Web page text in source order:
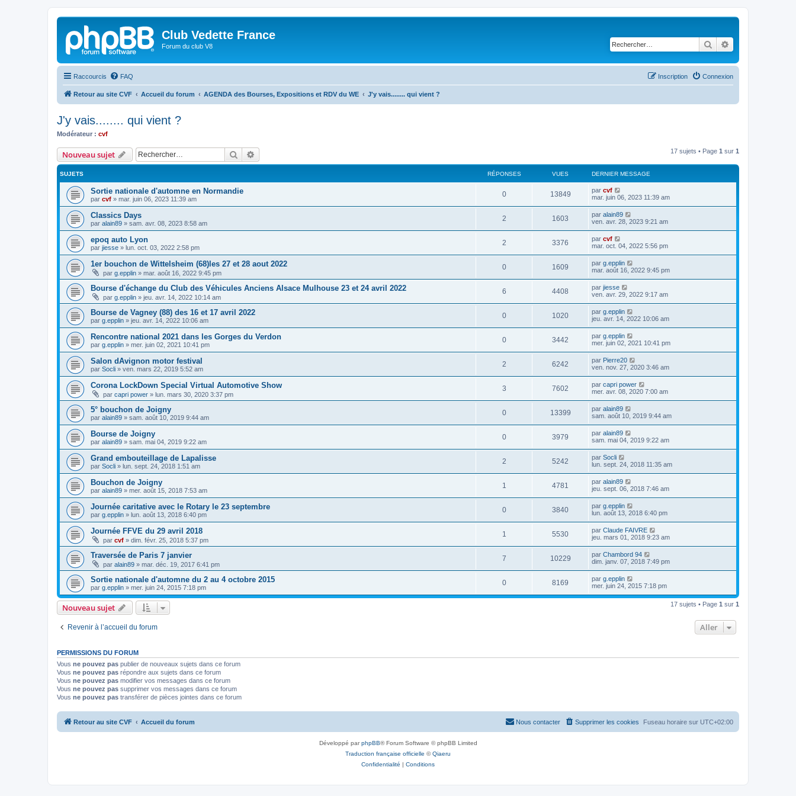
Club Vedette France
Forum du club V8 Rechercher
Raccourcis FAQ Connexion
Inscription
Retour au site CVF Accueil du forum AGENDA des Bourses, Expositions et RDV du WE J'y vais........ qui vient ?
J'y vais........ qui vient ?
Modérateur : cvf
Nouveau sujet Rechercher 17 sujets • Page 1 sur 1
SUJETS RÉPONSES VUES DERNIER MESSAGE
Sortie nationale d'automne en Normandie
par cvf » mar. juin 06, 2023 11:39 am
0 13849 par cvf
mar. juin 06, 2023 11:39 am
Classics Days
par alain89 » sam. avr. 08, 2023 8:58 am
2 1603 par alain89
ven. avr. 28, 2023 9:21 am
epoq auto Lyon
par jiesse » lun. oct. 03, 2022 2:58 pm
2 3376 par cvf
mar. oct. 04, 2022 5:56 pm
1er bouchon de Wittelsheim (68)les 27 et 28 aout 2022
par g.epplin » mar. août 16, 2022 9:45 pm
0 1609 par g.epplin
mar. août 16, 2022 9:45 pm
Bourse d'échange du Club des Véhicules Anciens Alsace Mulhouse 23 et 24 avril 2022
par g.epplin » jeu. avr. 14, 2022 10:14 am
6 4408 par jiesse
ven. avr. 29, 2022 9:17 am
Bourse de Vagney (88) des 16 et 17 avril 2022
par g.epplin » jeu. avr. 14, 2022 10:06 am
0 1020 par g.epplin
jeu. avr. 14, 2022 10:06 am
Rencontre national 2021 dans les Gorges du Verdon
par g.epplin » mer. juin 02, 2021 10:41 pm
0 3442 par g.epplin
mer. juin 02, 2021 10:41 pm
Salon dAvignon motor festival
par Socli » ven. mars 22, 2019 5:52 am
2 6242 par Pierre20
ven. nov. 27, 2020 3:46 am
Corona LockDown Special Virtual Automotive Show
par capri power » lun. mars 30, 2020 3:37 pm
3 7602 par capri power
mer. avr. 08, 2020 7:00 am
5° bouchon de Joigny
par alain89 » sam. août 10, 2019 9:44 am
0 13399 par alain89
sam. août 10, 2019 9:44 am
Bourse de Joigny
par alain89 » sam. mai 04, 2019 9:22 am
0 3979 par alain89
sam. mai 04, 2019 9:22 am
Grand embouteillage de Lapalisse
par Socli » lun. sept. 24, 2018 1:51 am
2 5242 par Socli
lun. sept. 24, 2018 11:35 am
Bouchon de Joigny
par alain89 » mer. août 15, 2018 7:53 am
1 4781 par alain89
jeu. sept. 06, 2018 7:46 am
Journée caritative avec le Rotary le 23 septembre
par g.epplin » lun. août 13, 2018 6:40 pm
0 3840 par g.epplin
lun. août 13, 2018 6:40 pm
Journée FFVE du 29 avril 2018
par cvf » dim. févr. 25, 2018 5:37 pm
1 5530 par Claude FAIVRE
jeu. mars 01, 2018 9:23 am
Traversée de Paris 7 janvier
par alain89 » mar. déc. 19, 2017 6:41 pm
7 10229 par Chambord 94
dim. janv. 07, 2018 7:49 pm
Sortie nationale d'automne du 2 au 4 octobre 2015
par g.epplin » mer. juin 24, 2015 7:18 pm
0 8169 par g.epplin
mer. juin 24, 2015 7:18 pm
Nouveau sujet 17 sujets • Page 1 sur 1
Revenir à l’accueil du forum Aller
PERMISSIONS DU FORUM
Vous ne pouvez pas publier de nouveaux sujets dans ce forum
Vous ne pouvez pas répondre aux sujets dans ce forum
Vous ne pouvez pas modifier vos messages dans ce forum
Vous ne pouvez pas supprimer vos messages dans ce forum
Vous ne pouvez pas transférer de pièces jointes dans ce forum
Retour au site CVF Accueil du forum Fuseau horaire sur UTC+02:00
Supprimer les cookies
Nous contacter
Développé parphpBB® Forum Software © phpBB Limited
Traduction française officielle ©Qiaeru
Confidentialité | Conditions